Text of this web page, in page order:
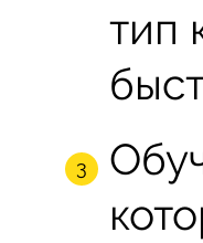
тип